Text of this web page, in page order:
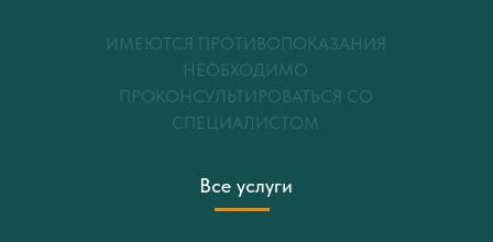
Все услуги
ИМЕЮТСЯ ПРОТИВОПОКАЗАНИЯ
НЕОБХОДИМО
ПРОКОНСУЛЬТИРОВАТЬСЯ СО
СПЕЦИАЛИСТОМ